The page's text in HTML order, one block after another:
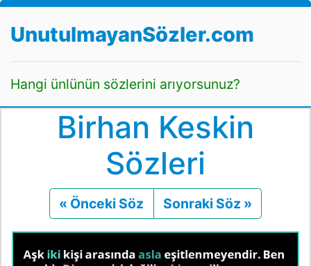
UnutulmayanSözler.com
Hangi ünlünün sözlerini arıyorsunuz?
Birhan Keskin
Sözleri
« Önceki Söz Önceki
Sonraki Söz »